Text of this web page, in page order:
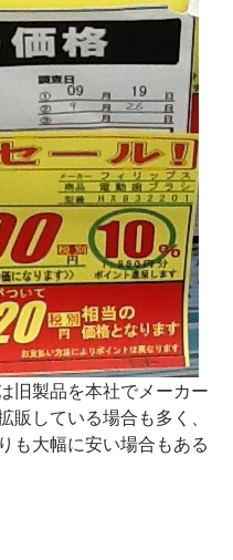
旧製品を本社でメーカー
販している場合も多く、
も大幅に安い場合もある